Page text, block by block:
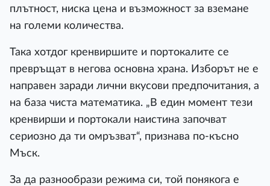
плътност, ниска цена и възможност за вземане
на големи количества.
Така хотдог кренвиршите и портокалите се
превръщат в негова основна храна. Изборът не е
направен заради лични вкусови предпочитания, а
на база чиста математика. „В един момент тези
кренвирши и портокали наистина започват
сериозно да ти омръзват“, признава по-късно
Мъск.
За да разнообрази режима си, той понякога е